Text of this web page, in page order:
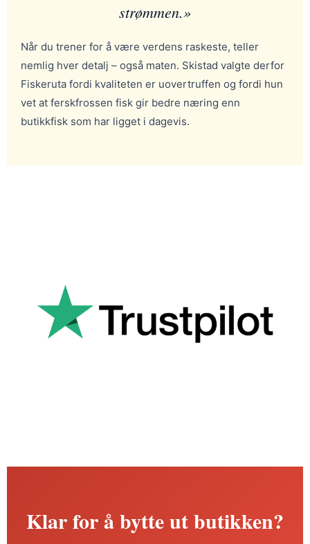
strømmen.»
Når du trener for å være verdens raskeste, teller
nemlig hver detalj – også maten. Skistad valgte derfor
Fiskeruta fordi kvaliteten er uovertruffen og fordi hun
vet at ferskfrossen fisk gir bedre næring enn
butikkfisk som har ligget i dagevis.
Klar for å bytte ut butikken?